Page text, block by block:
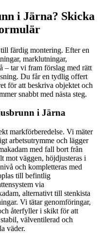
i Järna? Skicka
färdig montering. Efter en
marklutningar,
– tar vi fram förslag med rätt
Du får en tydlig offert
för att beskriva objektet och
snabbt med nästa steg.
i Järna
markförberedelse. Vi mäter
arbetsutrymme och lägger
med fall bort från
mot väggen, höjdjusteras i
och kompletteras med
till befintlig
via
alternativt till stenkista
Vi tätar genomföringar,
återfyller i skikt för att
välventilerad och
väder.